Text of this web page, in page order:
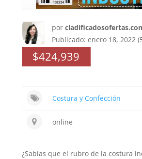
por
Publicado: enero 18, 2022
$424,939
Costura y Confección
online
¿Sabías que el rubro de la costura